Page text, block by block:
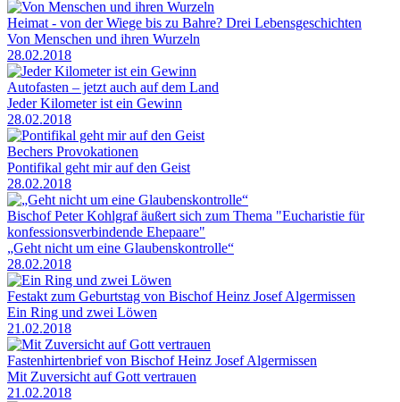
Heimat - von der Wiege bis zu Bahre? Drei Lebensgeschichten
Von Menschen und ihren Wurzeln
28.02.2018
Autofasten – jetzt auch auf dem Land
Jeder Kilometer ist ein Gewinn
28.02.2018
Bechers Provokationen
Pontifikal geht mir auf den Geist
28.02.2018
Bischof Peter Kohlgraf äußert sich zum Thema "Eucharistie für
konfessionsverbindende Ehepaare"
„Geht nicht um eine Glaubenskontrolle“
28.02.2018
Festakt zum Geburtstag von Bischof Heinz Josef Algermissen
Ein Ring und zwei Löwen
21.02.2018
Fastenhirtenbrief von Bischof Heinz Josef Algermissen
Mit Zuversicht auf Gott vertrauen
21.02.2018